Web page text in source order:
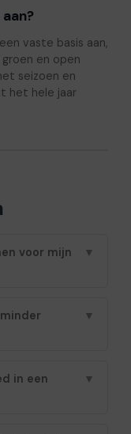
vaste basis aan,
en open
seizoen en
het hele jaar
voor mijn
▼
▼
in een
▼